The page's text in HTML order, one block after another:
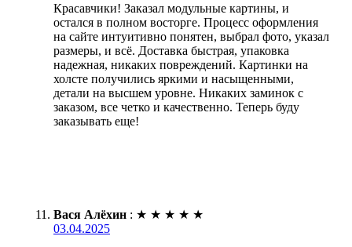
Красавчики! Заказал модульные картины, и
остался в полном восторге. Процесс оформления
на сайте интуитивно понятен, выбрал фото, указал
размеры, и всё. Доставка быстрая, упаковка
надежная, никаких повреждений. Картинки на
холсте получились яркими и насыщенными,
детали на высшем уровне. Никаких заминок с
заказом, все четко и качественно. Теперь буду
заказывать еще!
Вася Алёхин : ★ ★ ★ ★ ★
03.04.2025